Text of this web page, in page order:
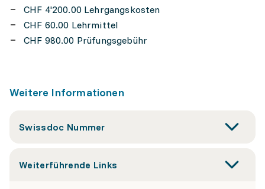
CHF 4'200.00 Lehrgangskosten
CHF 60.00 Lehrmittel
CHF 980.00 Prüfungsgebühr
Weitere Informationen
Swissdoc Nummer
Weiterführende Links